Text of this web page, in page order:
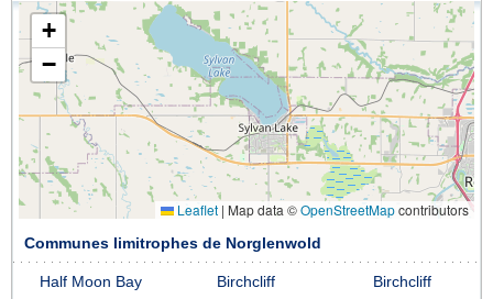
+
−
Leaflet | Map data ©OpenStreetMapcontributors
Communes limitrophes de Norglenwold
Half Moon Bay Birchcliff Birchcliff